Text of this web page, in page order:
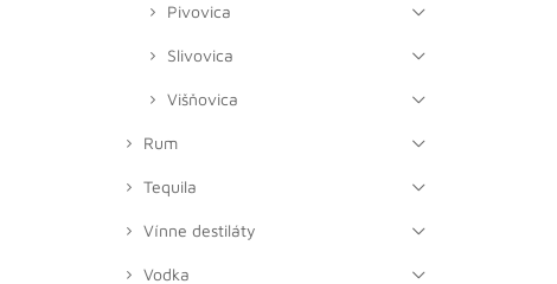
Pivovica
Slivovica
Višňovica
Rum
Tequila
Vínne destiláty
Vodka